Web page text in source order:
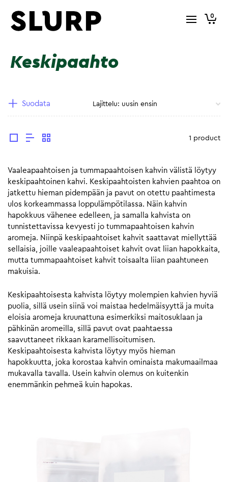
0
Keskipaahto
Suodata
1 product
Vaaleapaahtoisen ja tummapaahtoisen kahvin välistä löytyy
keskipaahtoinen kahvi. Keskipaahtoisten kahvien paahtoa on
jatkettu hieman pidempään ja pavut on otettu paahtimesta
ulos korkeammassa loppulämpötilassa. Näin kahvin
hapokkuus vähenee edelleen, ja samalla kahvista on
tunnistettavissa kevyesti jo tummapaahtoisen kahvin
aromeja. Niinpä keskipaahtoiset kahvit saattavat miellyttää
sellaisia, joille vaaleapaahtoiset kahvit ovat liian hapokkaita,
mutta tummapaahtoiset kahvit toisaalta liian paahtuneen
makuisia.
Keskipaahtoisesta kahvista löytyy molempien kahvien hyviä
puolia, sillä usein siinä voi maistaa hedelmäisyyttä ja muita
eloisia aromeja kruunattuna esimerkiksi maitosuklaan ja
pähkinän aromeilla, sillä pavut ovat paahtaessa
saavuttaneet rikkaan karamellisoitumisen.
Keskipaahtoisesta kahvista löytyy myös hieman
hapokkuutta, joka korostaa kahvin ominaista makumaailmaa
mukavalla tavalla. Usein kahvin olemus on kuitenkin
enemmänkin pehmeä kuin hapokas.